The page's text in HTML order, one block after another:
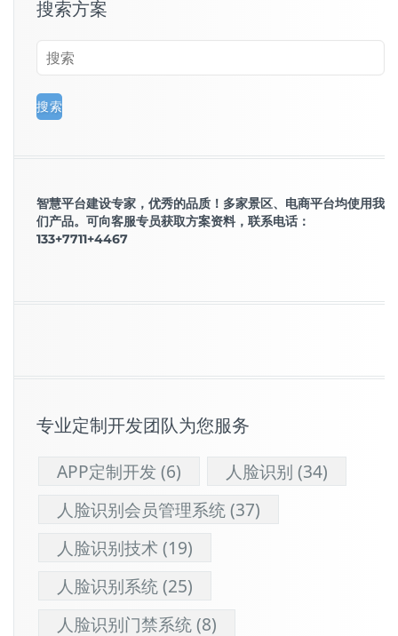
搜索方案
智慧平台建设专家，优秀的品质！多家景区、电商平台均使用我
们产品。可向客服专员获取方案资料，联系电话：
133+7711+4467
专业定制开发团队为您服务
APP定制开发 (6) 人脸识别 (34)
人脸识别会员管理系统(37)
人脸识别技术(19)
人脸识别系统(25)
人脸识别门禁系统(8)